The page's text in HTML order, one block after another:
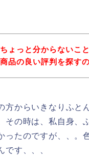
ょっと分からないこ
品の良い評判を探す
方からいきなりふと
その時は、私自身、
ったのですが、、。
です、、、